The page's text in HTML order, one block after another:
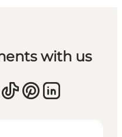
with us